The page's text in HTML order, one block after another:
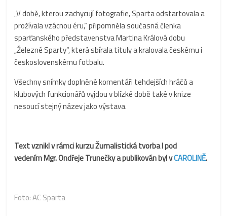
„V době, kterou zachycují fotografie, Sparta odstartovala a
prožívala vzácnou éru,“ připomněla současná členka
sparťanského představenstva Martina Králová dobu
„Železné Sparty“, která sbírala tituly a kralovala českému i
československému fotbalu.
Všechny snímky doplněné komentáři tehdejších hráčů a
klubových funkcionářů vyjdou v blízké době také v knize
nesoucí stejný název jako výstava.
Text vznikl v rámci kurzu Žurnalistická tvorba Ipod
vedenímMgr. Ondřeje Trunečky a publikován byl vCAROLINĚ.
Foto:AC Sparta